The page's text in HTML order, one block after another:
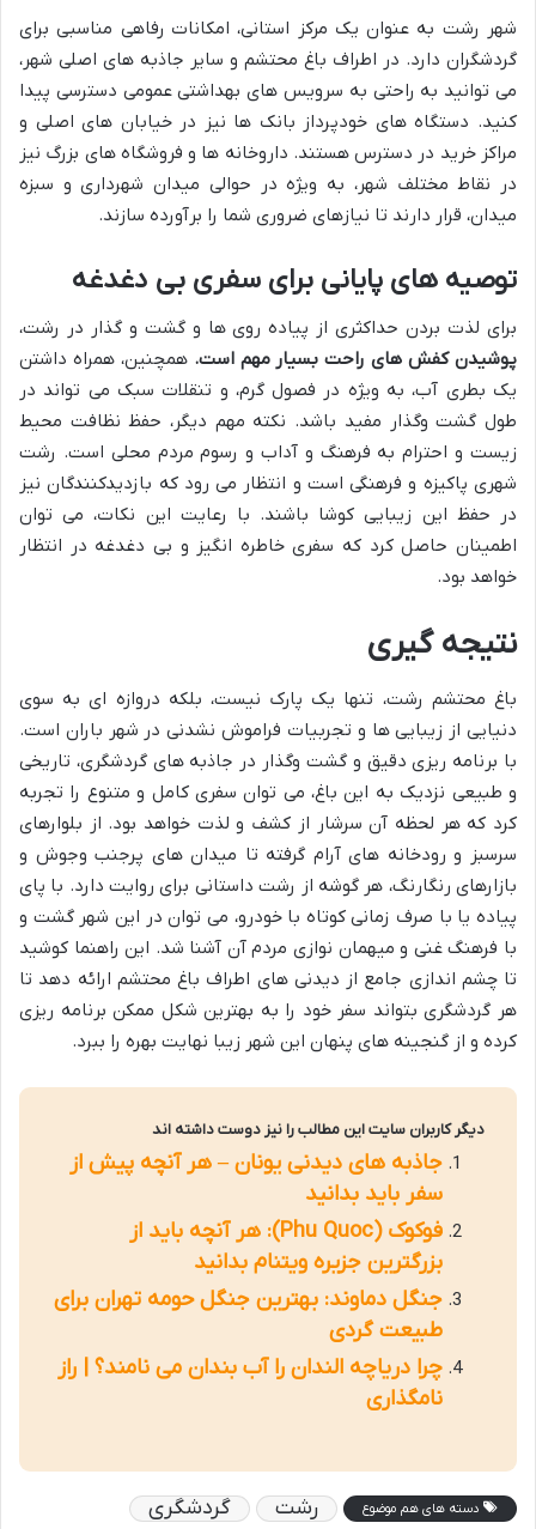
شهر رشت به عنوان یک مرکز استانی، امکانات رفاهی مناسبی برای
گردشگران دارد. در اطراف باغ محتشم و سایر جاذبه های اصلی شهر،
می توانید به راحتی به سرویس های بهداشتی عمومی دسترسی پیدا
کنید. دستگاه های خودپرداز بانک ها نیز در خیابان های اصلی و
مراکز خرید در دسترس هستند. داروخانه ها و فروشگاه های بزرگ نیز
در نقاط مختلف شهر، به ویژه در حوالی میدان شهرداری و سبزه
میدان، قرار دارند تا نیازهای ضروری شما را برآورده سازند.
توصیه های پایانی برای سفری بی دغدغه
برای لذت بردن حداکثری از پیاده روی ها و گشت و گذار در رشت،
پوشیدن کفش های راحت بسیار مهم است. همچنین، همراه داشتن
یک بطری آب، به ویژه در فصول گرم، و تنقلات سبک می تواند در
طول گشت وگذار مفید باشد. نکته مهم دیگر، حفظ نظافت محیط
زیست و احترام به فرهنگ و آداب و رسوم مردم محلی است. رشت
شهری پاکیزه و فرهنگی است و انتظار می رود که بازدیدکنندگان نیز
در حفظ این زیبایی کوشا باشند. با رعایت این نکات، می توان
اطمینان حاصل کرد که سفری خاطره انگیز و بی دغدغه در انتظار
خواهد بود.
نتیجه گیری
باغ محتشم رشت، تنها یک پارک نیست، بلکه دروازه ای به سوی
دنیایی از زیبایی ها و تجربیات فراموش نشدنی در شهر باران است.
با برنامه ریزی دقیق و گشت وگذار در جاذبه های گردشگری، تاریخی
و طبیعی نزدیک به این باغ، می توان سفری کامل و متنوع را تجربه
کرد که هر لحظه آن سرشار از کشف و لذت خواهد بود. از بلوارهای
سرسبز و رودخانه های آرام گرفته تا میدان های پرجنب وجوش و
بازارهای رنگارنگ، هر گوشه از رشت داستانی برای روایت دارد. با پای
پیاده یا با صرف زمانی کوتاه با خودرو، می توان در این شهر گشت و
با فرهنگ غنی و میهمان نوازی مردم آن آشنا شد. این راهنما کوشید
تا چشم اندازی جامع از دیدنی های اطراف باغ محتشم ارائه دهد تا
هر گردشگری بتواند سفر خود را به بهترین شکل ممکن برنامه ریزی
کرده و از گنجینه های پنهان این شهر زیبا نهایت بهره را ببرد.
دیگر کاربران سایت این مطالب را نیز دوست داشته اند
جاذبه های دیدنی یونان – هر آنچه پیش از
سفر باید بدانید
فوکوک (Phu Quoc): هر آنچه باید از
بزرگترین جزیره ویتنام بدانید
جنگل دماوند: بهترین جنگل حومه تهران برای
طبیعت گردی
چرا دریاچه الندان را آب بندان می نامند؟ | راز
نامگذاری
دسته های هم موضوع رشت گردشگری